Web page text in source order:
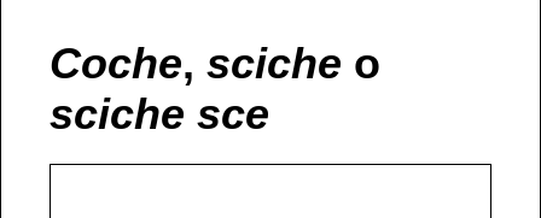
Coche, sciche o
sciche sce